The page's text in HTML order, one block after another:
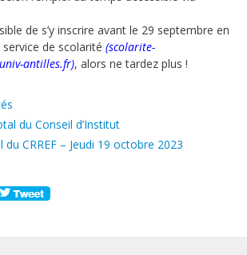
de s’y inscrire avant le 29 septembre en
de scolarité (scolarite-
antilles.fr), alors ne tardez plus !
du Conseil d’Institut
CRREF – Jeudi 19 octobre 2023